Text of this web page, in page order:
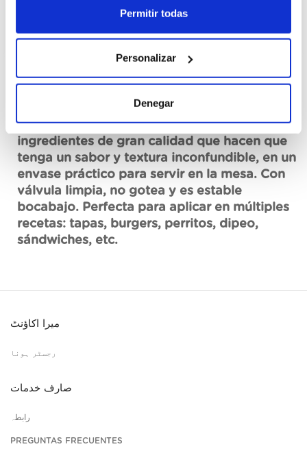
Permitir todas
Personalizar
Denegar
ڈیٹا شیٹ دیکھیں
Mayonesa Hellmann's elaborada con
ingredientes de gran calidad que hacen que
tenga un sabor y textura inconfundible, en un
envase práctico para servir en la mesa. Con
válvula limpia, no gotea y es estable
bocabajo. Perfecta para aplicar en múltiples
recetas: tapas, burgers, perritos, dipeo,
sándwiches, etc.
میرا اکاؤنٹ
رجسٹر ہونا
صارف خدمات
رابطہ
PREGUNTAS FRECUENTES